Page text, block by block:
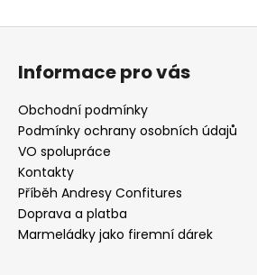
Z
Informace pro vás
Obchodní podmínky
Podmínky ochrany osobních údajů
VO spolupráce
Kontakty
Příběh Andresy Confitures
Doprava a platba
Marmeládky jako firemní dárek